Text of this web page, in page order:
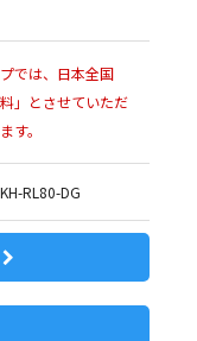
では、日本全国
料」とさせていただ
す。
KH-RL80-DG